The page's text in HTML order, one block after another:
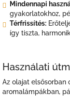
Mindennapi
gyakorlatokhoz,
Térfrissítés:
így tiszta,
Használati
Az olajat elsősorban
aromalámpákban,